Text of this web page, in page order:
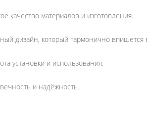
качество материалов и изготовления.
дизайн, который гармонично
установки и использования.
и надёжность.